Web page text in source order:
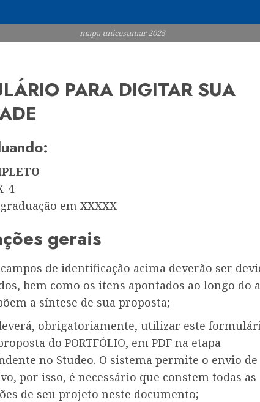
mapa unicesumar 2025
PARA DIGITAR SUA
4
em XXXXX
gerais
de identificação acima deverão ser
bem como os itens apontados ao longo do
a síntese de sua proposta;
obrigatoriamente, utilizar este
do PORTFÓLIO, em PDF na etapa
no Studeo. O sistema permite o envio de
por isso, é necessário que constem todas as
de seu projeto neste documento;